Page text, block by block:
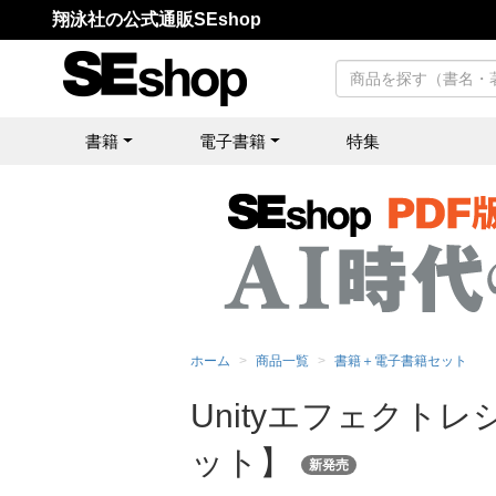
翔泳社の公式通販SEshop
書籍 電子書籍 特集
ホーム 商品一覧 書籍＋電子書籍セット
Unityエフェクトレ
ット】
新発売